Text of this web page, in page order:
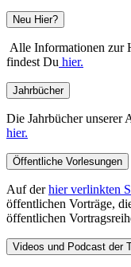
Neu Hier?
Alle Informationen zur
findest Du hier.
Jahrbücher
Die Jahrbücher unserer
hier.
Öffentliche Vorlesungen
Auf derhier verlinkten
öffentlichen Vorträge,
öffentlichen
Videos und Podcast der